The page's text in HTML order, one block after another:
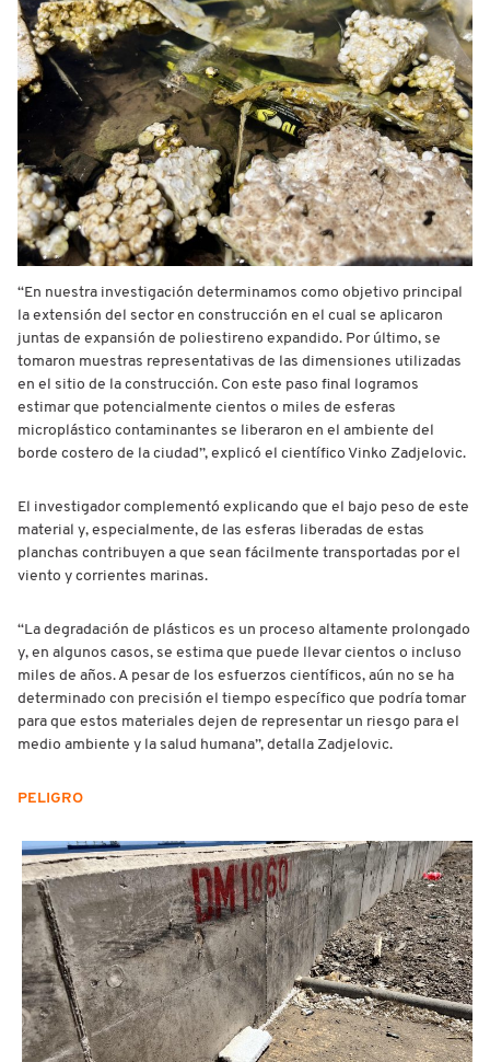
“En nuestra investigación determinamos como objetivo principal
la extensión del sector en construcción en el cual se aplicaron
juntas de expansión de poliestireno expandido. Por último, se
tomaron muestras representativas de las dimensiones utilizadas
en el sitio de la construcción. Con este paso final logramos
estimar que potencialmente cientos o miles de esferas
microplástico contaminantes se liberaron en el ambiente del
borde costero de la ciudad”, explicó el científico Vinko Zadjelovic.
El investigador complementó explicando que el bajo peso de este
material y, especialmente, de las esferas liberadas de estas
planchas contribuyen a que sean fácilmente transportadas por el
viento y corrientes marinas.
“La degradación de plásticos es un proceso altamente prolongado
y, en algunos casos, se estima que puede llevar cientos o incluso
miles de años. A pesar de los esfuerzos científicos, aún no se ha
determinado con precisión el tiempo específico que podría tomar
para que estos materiales dejen de representar un riesgo para el
medio ambiente y la salud humana”, detalla Zadjelovic.
PELIGRO